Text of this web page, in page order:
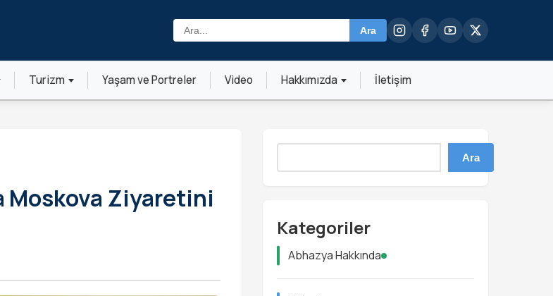
Ara: Ara
Turizm Yaşam ve Portreler Video Hakkımızda İletişim
Moskova Ziyaretini
Ara
Kategoriler
Abhazya Hakkında